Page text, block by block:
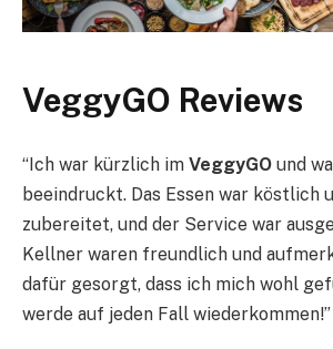
VeggyGO Reviews
“Ich war kürzlich im VeggyGO und
beeindruckt. Das Essen war köstlich
zubereitet, und der Service war
Kellner waren freundlich und
dafür gesorgt, dass ich mich wohl
werde auf jeden Fall wiederkommen!”